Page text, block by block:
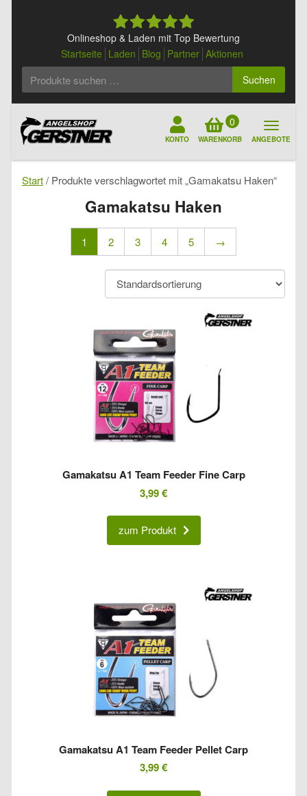
Onlineshop & Laden mit Top Bewertung
Startseite Laden Blog Partner Aktionen
Suchen
KONTO
0
WARENKORB ANGEBOTE
Start/ Produkte verschlagwortet mit „Gamakatsu Haken“
Gamakatsu Haken
1 2 3 4 5 →
Gamakatsu A1 Team Feeder Fine Carp
3,99€
zum Produkt
Gamakatsu A1 Team Feeder Pellet Carp
3,99€